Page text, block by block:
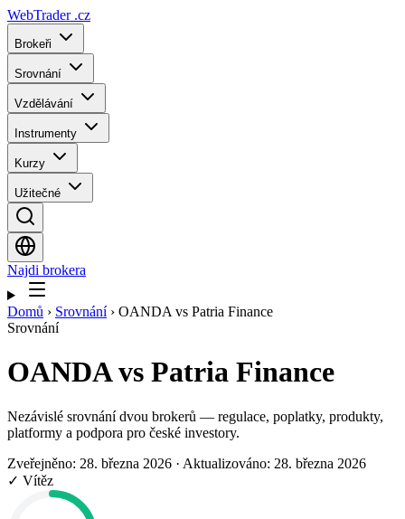
WebTrader .cz
Brokeři
Srovnání
Vzdělávání
Instrumenty
Kurzy
Užitečné
Najdi brokera
Domů › Srovnání › OANDA vs Patria Finance
Srovnání
OANDA vs Patria Finance
Nezávislé srovnání dvou brokerů — regulace, poplatky, produkty,
platformy a podpora pro české investory.
Zveřejněno: 28. března 2026 · Aktualizováno: 28. března 2026
✓ Vítěz